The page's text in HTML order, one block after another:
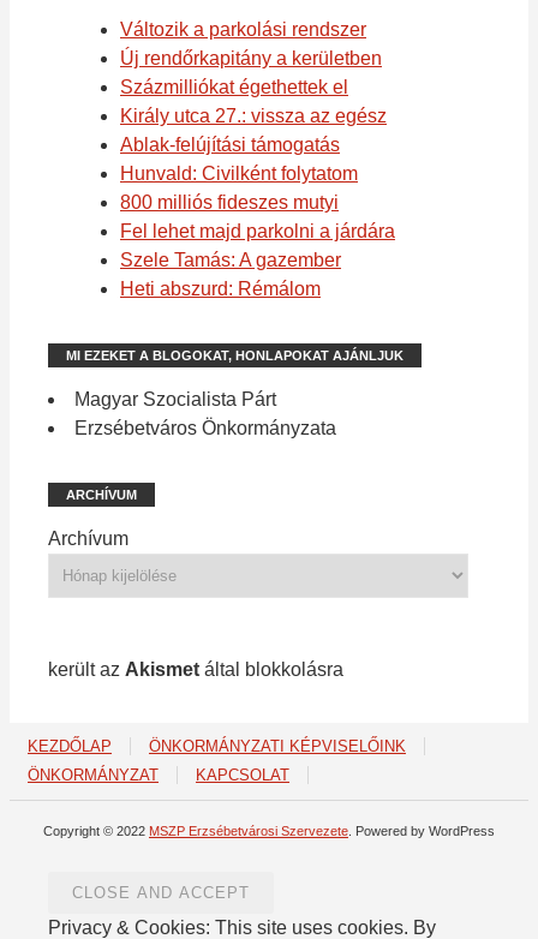
Változik a parkolási rendszer
Új rendőrkapitány a kerületben
Százmilliókat égethettek el
Király utca 27.: vissza az egész
Ablak-felújítási támogatás
Hunvald: Civilként folytatom
800 milliós fideszes mutyi
Fel lehet majd parkolni a járdára
Szele Tamás: A gazember
Heti abszurd: Rémálom
MI EZEKET A BLOGOKAT, HONLAPOKAT AJÁNLJUK
Magyar Szocialista Párt
Erzsébetváros Önkormányzata
ARCHÍVUM
Archívum
került az Akismet által blokkolásra
KEZDŐLAP
ÖNKORMÁNYZATI KÉPVISELŐINK
ÖNKORMÁNYZAT
KAPCSOLAT
Copyright © 2022 MSZP Erzsébetvárosi Szervezete . Powered by WordPress
Privacy & Cookies: This site uses cookies. By